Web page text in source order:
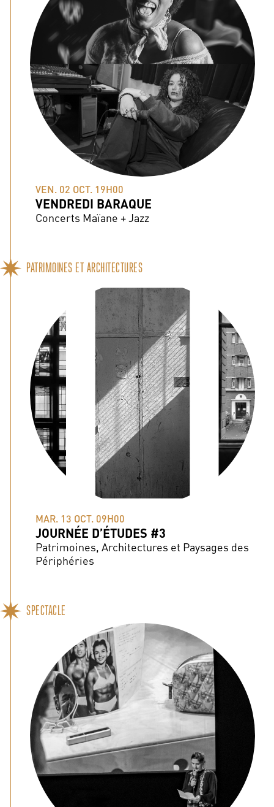
VEN. 02 OCT. 19H00
VENDREDI BARAQUE
Concerts Maïane + Jazz
PATRIMOINES ET ARCHITECTURES
MAR. 13 OCT. 09H00
JOURNÉE D’ÉTUDES #3
Patrimoines, Architectures et Paysages des
Périphéries
SPECTACLE